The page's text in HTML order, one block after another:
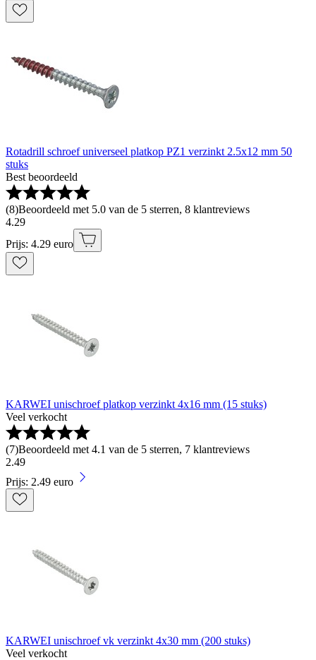
Rotadrill schroef universeel platkop PZ1 verzinkt 2.5x12 mm 50
stuks
Best beoordeeld
(8)Beoordeeld met 5.0 van de 5 sterren, 8 klantreviews
4.29
Prijs: 4.29 euro
KARWEI unischroef platkop verzinkt 4x16 mm (15 stuks)
Veel verkocht
(7)Beoordeeld met 4.1 van de 5 sterren, 7 klantreviews
2.49
Prijs: 2.49 euro
KARWEI unischroef vk verzinkt 4x30 mm (200 stuks)
Veel verkocht